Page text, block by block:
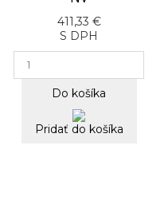
411,33 €
S DPH
Do košíka
Pridať do košíka